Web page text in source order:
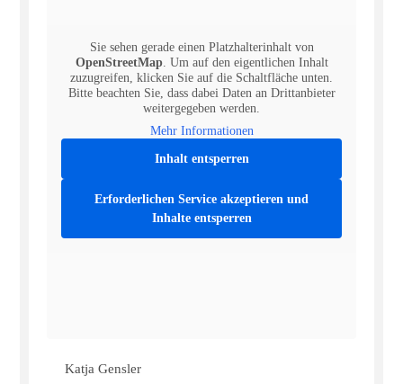
Sie sehen gerade einen Platzhalterinhalt von
OpenStreetMap. Um auf den eigentlichen Inhalt
zuzugreifen, klicken Sie auf die Schaltfläche unten.
Bitte beachten Sie, dass dabei Daten an Drittanbieter
weitergegeben werden.
Mehr Informationen
Inhalt entsperren
Erforderlichen Service akzeptieren und
Inhalte entsperren
Katja Gensler